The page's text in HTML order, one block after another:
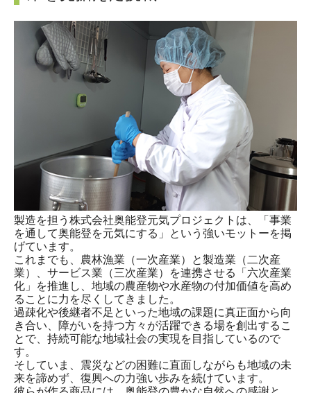
製造を担う株式会社奥能登元気プロジェクトは、「事業
を通して奥能登を元気にする」という強いモットーを掲
げています。
これまでも、農林漁業（一次産業）と製造業（二次産
業）、サービス業（三次産業）を連携させる「六次産業
化」を推進し、地域の農産物や水産物の付加価値を高め
ることに力を尽くしてきました。
過疎化や後継者不足といった地域の課題に真正面から向
き合い、障がいを持つ方々が活躍できる場を創出するこ
とで、持続可能な地域社会の実現を目指しているので
す。
そしていま、震災などの困難に直面しながらも地域の未
来を諦めず、復興への力強い歩みを続けています。